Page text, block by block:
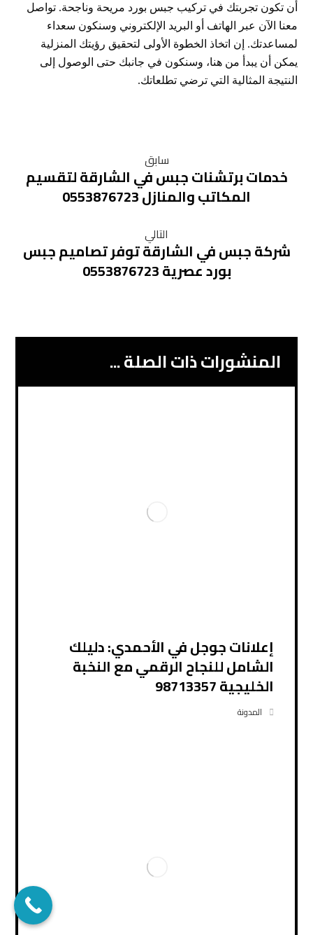
أن تكون تجربتك في تركيب جبس بورد مريحة وناجحة. تواصل
معنا الآن عبر الهاتف أو البريد الإلكتروني وسنكون سعداء
لمساعدتك. إن اتخاذ الخطوة الأولى لتحقيق رؤيتك المنزلية
يمكن أن يبدأ من هنا، وسنكون في جانبك حتى الوصول إلى
النتيجة المثالية التي ترضي تطلعاتك.
سابق
خدمات برتشنات جبس في الشارقة لتقسيم
المكاتب والمنازل 0553876723
التالي
شركة جبس في الشارقة توفر تصاميم جبس
بورد عصرية 0553876723
المنشورات ذات الصلة ...
إعلانات جوجل في الأحمدي: دليلك
الشامل للنجاح الرقمي مع النخبة
الخليجية 98713357
المدونة